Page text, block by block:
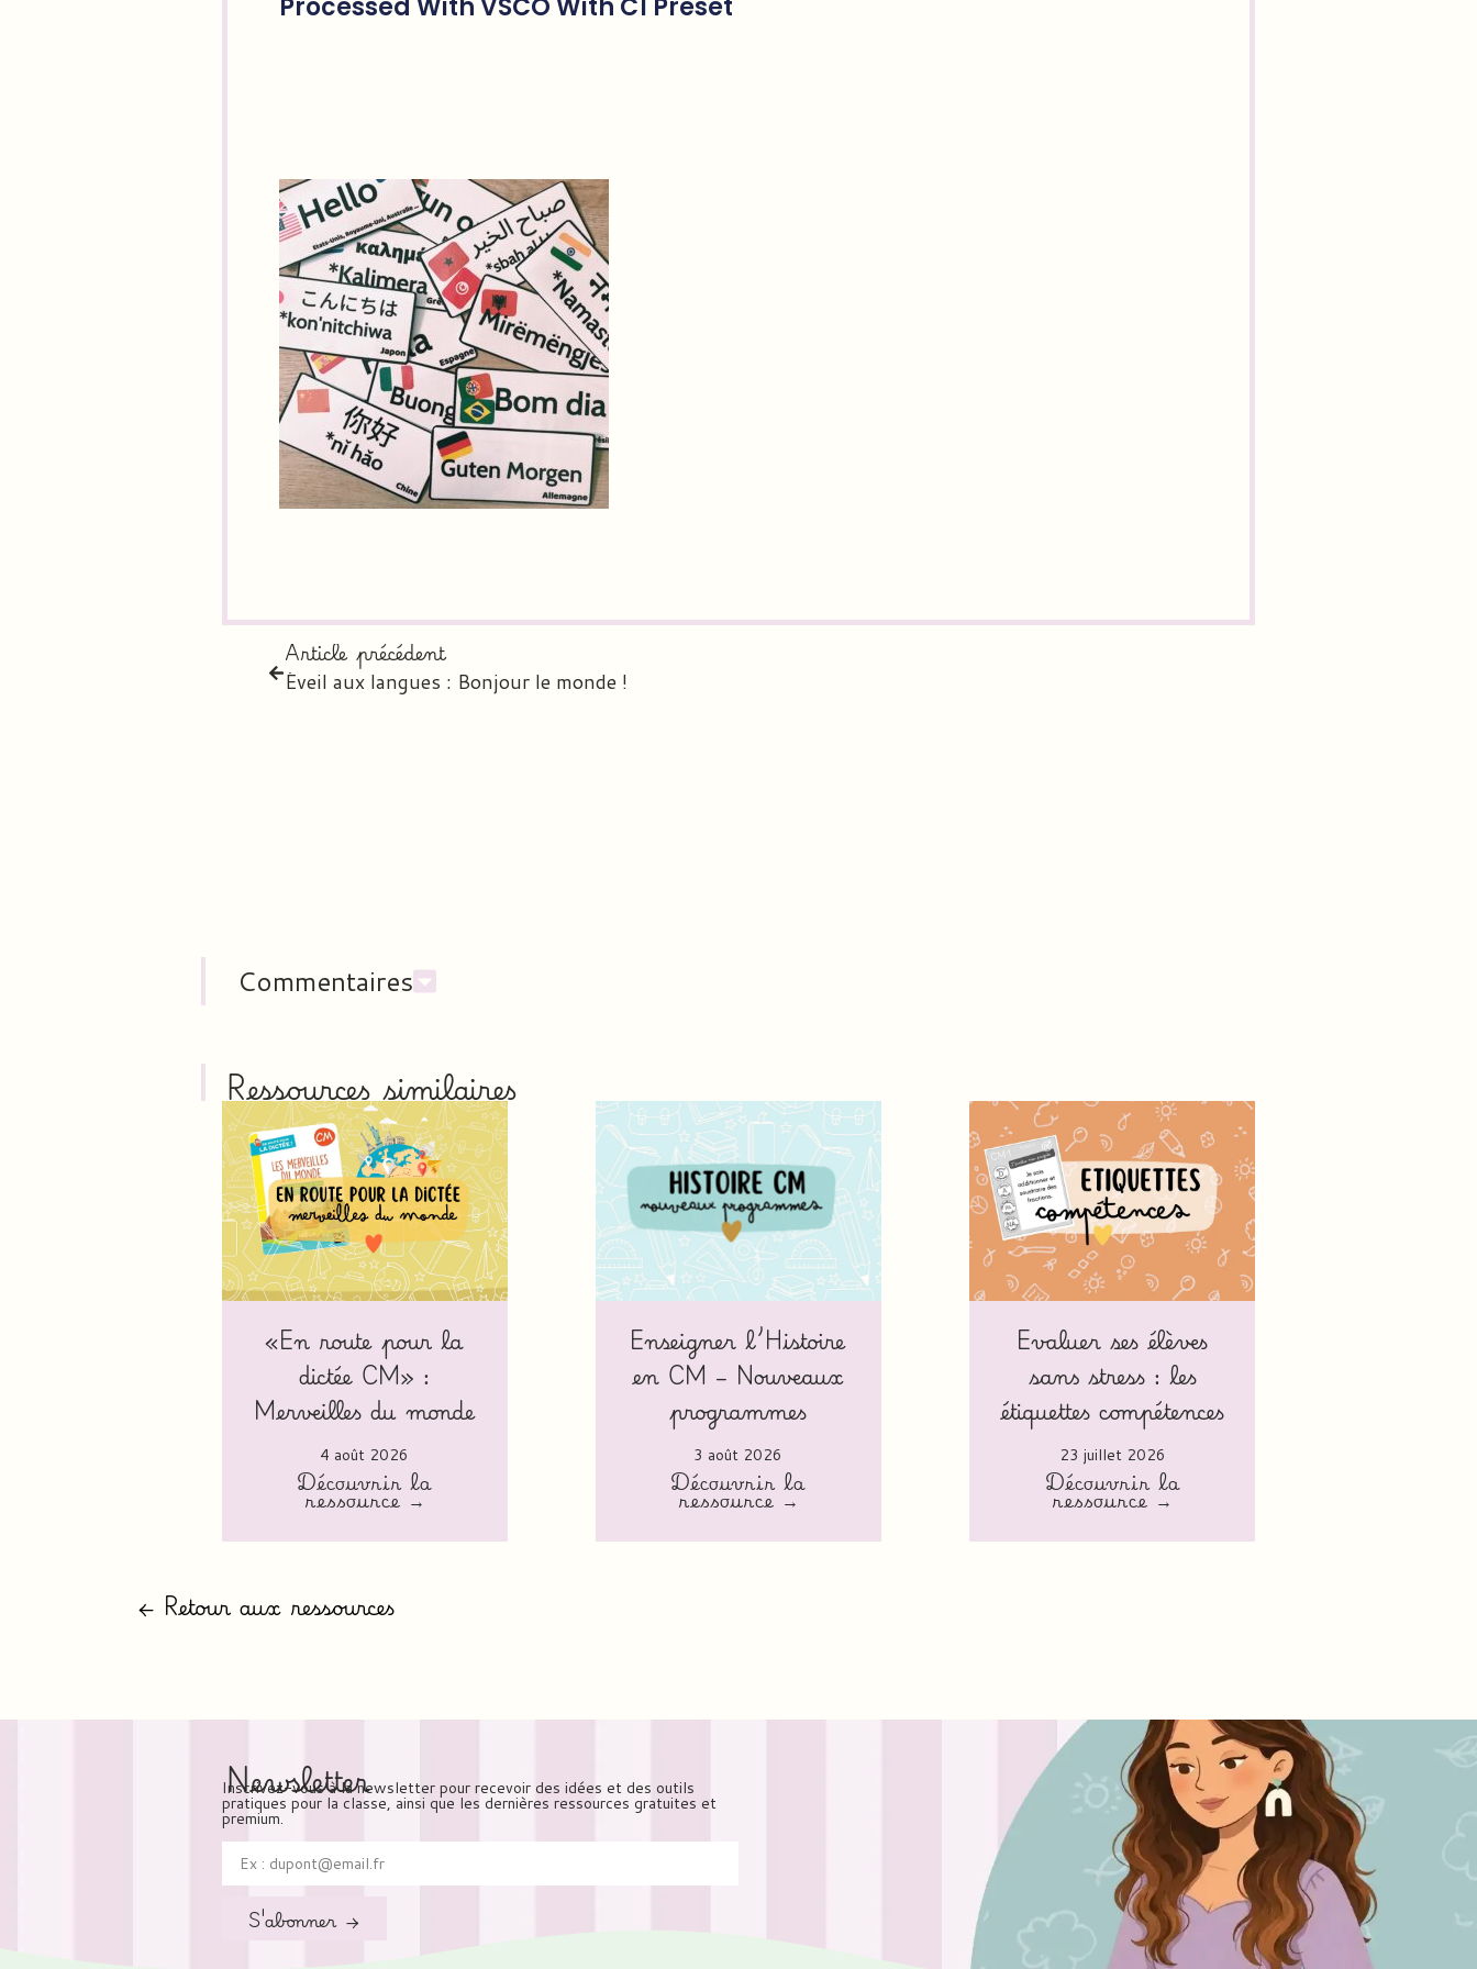
Processed With VSCO With C1 Preset
Article précédent
Éveil aux langues : Bonjour le monde !
Commentaires
Ressources similaires
«En route pour la
dictée CM» :
Merveilles du monde
4 août 2026
Découvrir la
ressource →
Enseigner l’Histoire
en CM – Nouveaux
programmes
3 août 2026
Découvrir la
ressource →
Evaluer ses élèves
sans stress : les
étiquettes compétences
23 juillet 2026
Découvrir la
ressource →
← Retour aux ressources
Newsletter
Inscrivez-vous à la newsletter pour recevoir des idées et des outils
pratiques pour la classe, ainsi que les dernières ressources gratuites et
premium.
S'abonner →